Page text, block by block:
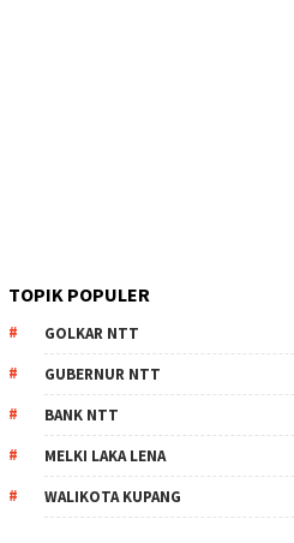
TOPIK POPULER
GOLKAR NTT
GUBERNUR NTT
BANK NTT
MELKI LAKA LENA
WALIKOTA KUPANG